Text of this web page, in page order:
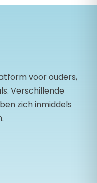
voor ouders,
Verschillende
zich inmiddels